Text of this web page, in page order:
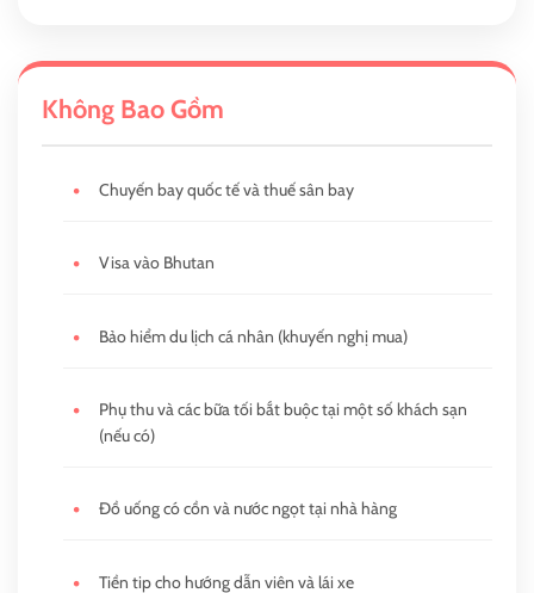
Không Bao Gồm
• Chuyến bay quốc tế và thuế sân bay
• Visa vào Bhutan
• Bảo hiểm du lịch cá nhân (khuyến nghị mua)
•
Phụ thu và các bữa tối bắt buộc tại một số khách sạn
(nếu có)
• Đồ uống có cồn và nước ngọt tại nhà hàng
• Tiền tip cho hướng dẫn viên và lái xe